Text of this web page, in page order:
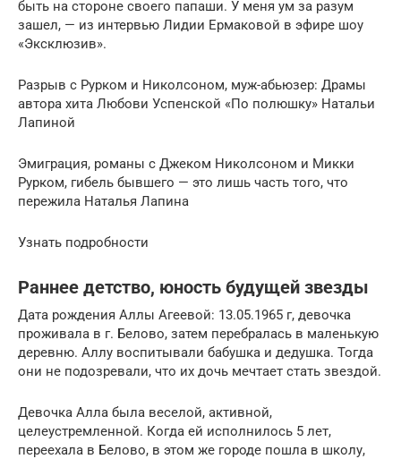
быть на стороне своего папаши. У меня ум за разум
зашел, — из интервью Лидии Ермаковой в эфире шоу
«Эксклюзив».
Разрыв с Рурком и Николсоном, муж-абьюзер: Драмы
автора хита Любови Успенской «По полюшку» Натальи
Лапиной
Эмиграция, романы с Джеком Николсоном и Микки
Рурком, гибель бывшего — это лишь часть того, что
пережила Наталья Лапина
Узнать подробности
Раннее детство, юность будущей звезды
Дата рождения Аллы Агеевой: 13.05.1965 г, девочка
проживала в г. Белово, затем перебралась в маленькую
деревню. Аллу воспитывали бабушка и дедушка. Тогда
они не подозревали, что их дочь мечтает стать звездой.
Девочка Алла была веселой, активной,
целеустремленной. Когда ей исполнилось 5 лет,
переехала в Белово, в этом же городе пошла в школу,